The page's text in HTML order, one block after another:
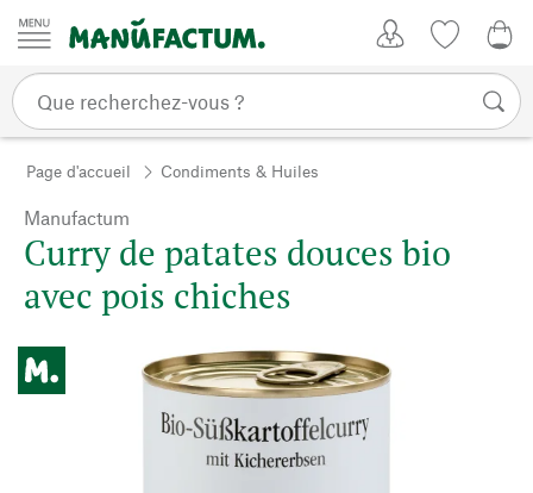
Passer au contenu
Page d'accueil Condiments & Huiles
Manufactum
Curry de patates douces bio
avec pois chiches